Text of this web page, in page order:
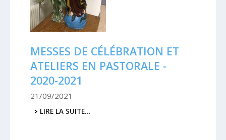
MESSES DE CÉLÉBRATION ET
ATELIERS EN PASTORALE -
2020-2021
21/09/2021
MESSES
LIRE LA SUITE…